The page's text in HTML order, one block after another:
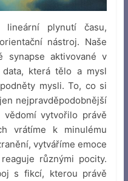
lineární plynutí času,
nástroj. Naše
synapse aktivované v
která tělo a mysl
mysli. To, co si
nejpravděpodobnější
vytvořilo právě
vrátíme k minulému
vytváříme emoce
různými pocity.
s fikcí, kterou právě